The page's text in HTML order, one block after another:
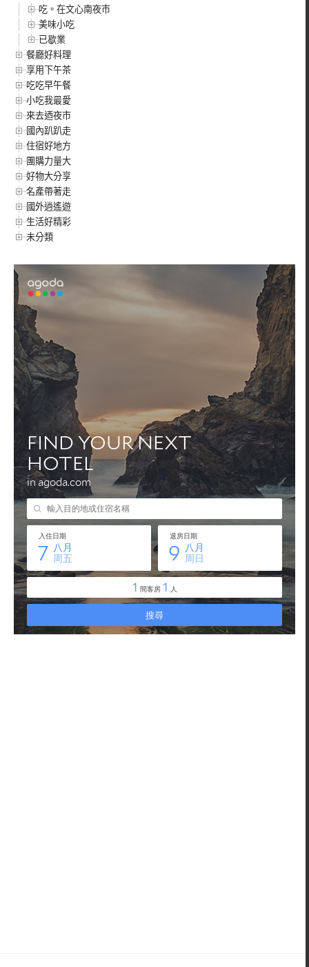
吃。在文心南夜市
美味小吃
已歇業
餐廳好料理
享用下午茶
吃吃早午餐
小吃我最愛
來去迺夜市
國內趴趴走
住宿好地方
團購力量大
好物大分享
名產帶著走
國外逍遙遊
生活好精彩
未分類